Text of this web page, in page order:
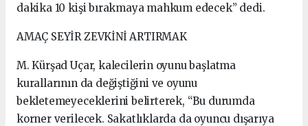
dakika 10 kişi bırakmaya mahkum edecek” dedi.
AMAÇ SEYİR ZEVKİNİ ARTIRMAK
M. Kürşad Uçar, kalecilerin oyunu başlatma
kurallarının da değiştiğini ve oyunu
bekletemeyeceklerini belirterek, “Bu durumda
korner verilecek. Sakatlıklarda da oyuncu dışarıya